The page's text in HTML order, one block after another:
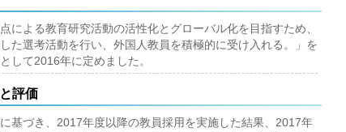
による教育研究活動の活性化とグローバル化を目指すため、
た選考活動を行い、外国人教員を積極的に受け入れる。」を
して2016年に定めました。
評価
基づき、2017年度以降の教員採用を実施した結果、2017年